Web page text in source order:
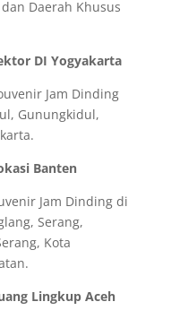
Daerah Khusus
DI Yogyakarta
Jam Dinding
Gunungkidul,
Banten
Jam Dinding di
Serang,
Kota
Lingkup Aceh